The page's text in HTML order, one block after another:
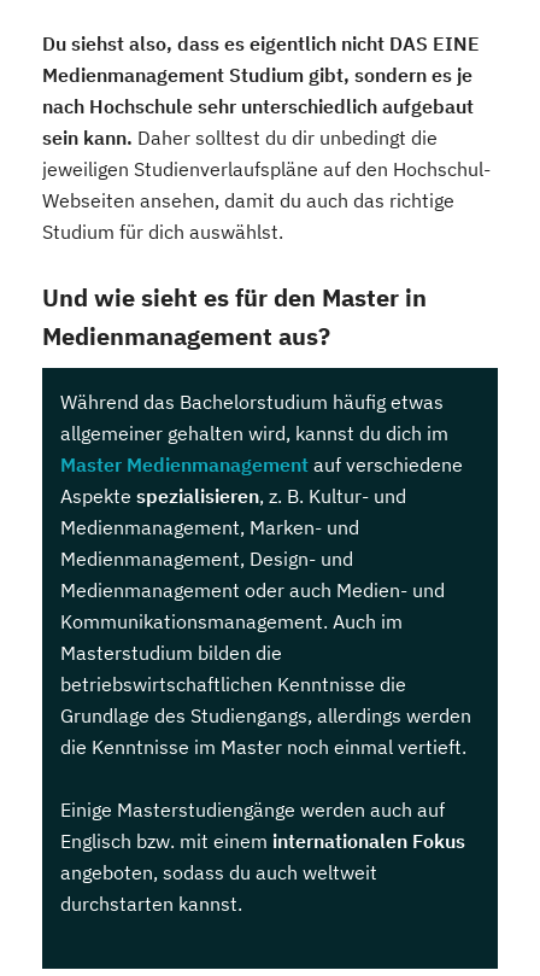
Du siehst also, dass es eigentlich nicht DAS EINE
Medienmanagement Studium gibt, sondern es je
nach Hochschule sehr unterschiedlich aufgebaut
sein kann. Daher solltest du dir unbedingt die
jeweiligen Studienverlaufspläne auf den Hochschul-
Webseiten ansehen, damit du auch das richtige
Studium für dich auswählst.
Und wie sieht es für den Master in
Medienmanagement aus?
Während das Bachelorstudium häufig etwas
allgemeiner gehalten wird, kannst du dich im
Master Medienmanagement auf verschiedene
Aspekte spezialisieren, z. B. Kultur- und
Medienmanagement, Marken- und
Medienmanagement, Design- und
Medienmanagement oder auch Medien- und
Kommunikationsmanagement. Auch im
Masterstudium bilden die
betriebswirtschaftlichen Kenntnisse die
Grundlage des Studiengangs, allerdings werden
die Kenntnisse im Master noch einmal vertieft.
Einige Masterstudiengänge werden auch auf
Englisch bzw. mit einem internationalen Fokus
angeboten, sodass du auch weltweit
durchstarten kannst.